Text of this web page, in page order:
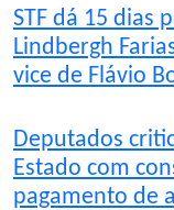
STF dá 15 dias
Lindbergh
vice de Flávio
Deputados
Estado com
pagamento de